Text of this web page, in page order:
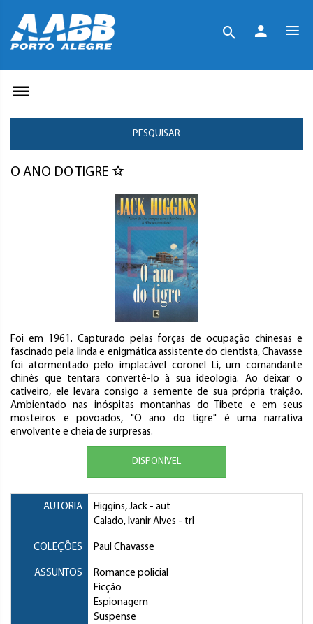
PESQUISAR
O ANO DO TIGRE
Foi em 1961. Capturado pelas forças de ocupação chinesas e
fascinado pela linda e enigmática assistente do cientista, Chavasse
foi atormentado pelo implacável coronel Li, um comandante
chinês que tentara convertê-lo à sua ideologia. Ao deixar o
cativeiro, ele levara consigo a semente de sua própria traição.
Ambientado nas inóspitas montanhas do Tibete e em seus
mosteiros e povoados, "O ano do tigre" é uma narrativa
envolvente e cheia de surpresas.
DISPONÍVEL
AUTORIA Higgins, Jack - aut
Calado, Ivanir Alves - trl
COLEÇÕES Paul Chavasse
ASSUNTOS
Romance policial
Ficção
Espionagem
Suspense